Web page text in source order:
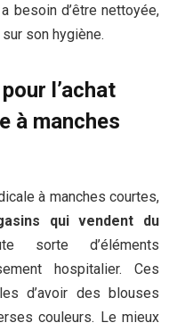
besoin d’être nettoyée,
son hygiène.
l’achat
à manches
à manches courtes,
qui vendent du
sorte d’éléments
hospitalier. Ces
d’avoir des blouses
couleurs. Le mieux